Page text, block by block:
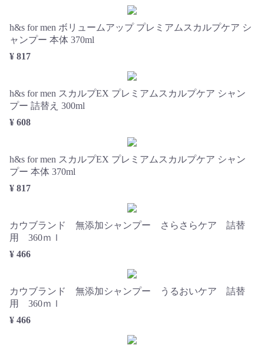
h&s for men ボリュームアップ プレミアムスカルプケア シ
ャンプー 本体 370ml
¥ 817
h&s for men スカルプEX プレミアムスカルプケア シャン
プー 詰替え 300ml
¥ 608
h&s for men スカルプEX プレミアムスカルプケア シャン
プー 本体 370ml
¥ 817
カウブランド 無添加シャンプー さらさらケア 詰替
用 360ｍｌ
¥ 466
カウブランド 無添加シャンプー うるおいケア 詰替
用 360ｍｌ
¥ 466